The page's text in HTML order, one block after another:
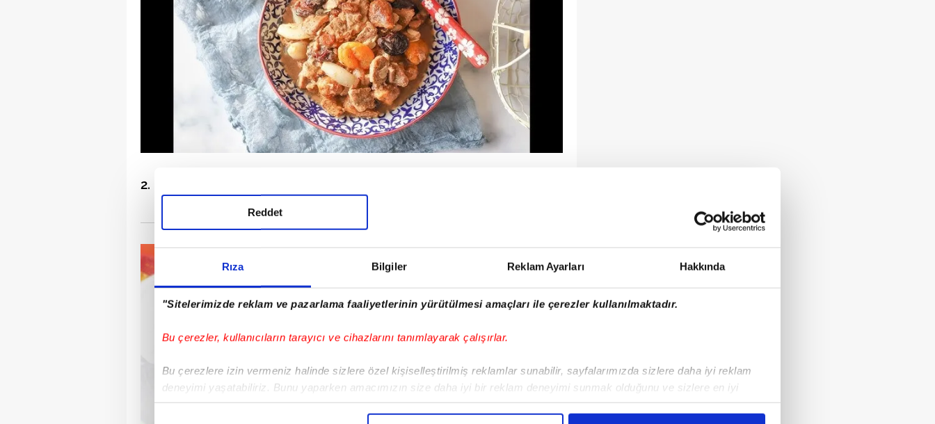
Rıza Bilgiler Reklam Ayarları Hakkında
"Sitelerimizde reklam ve pazarlama faaliyetlerinin yürütülmesi amaçları ile çerezler kullanılmaktadır.
Bu çerezler, kullanıcıların tarayıcı ve cihazlarını tanımlayarak çalışırlar.
Bu çerezlere izin vermeniz halinde sizlere özel kişiselleştirilmiş reklamlar sunabilir, sayfalarımızda sizlere daha iyi reklam
deneyimi yaşatabiliriz. Bunu yaparken amacımızın size daha iyi bir reklam deneyimi sunmak olduğunu ve sizlere en iyi
içerikleri sunabilmek adına elimizden gelen çabayı gösterdiğimizi ve bu noktada, reklamların maliyetlerimizi karşılamak
Reddet
2. Mutancana